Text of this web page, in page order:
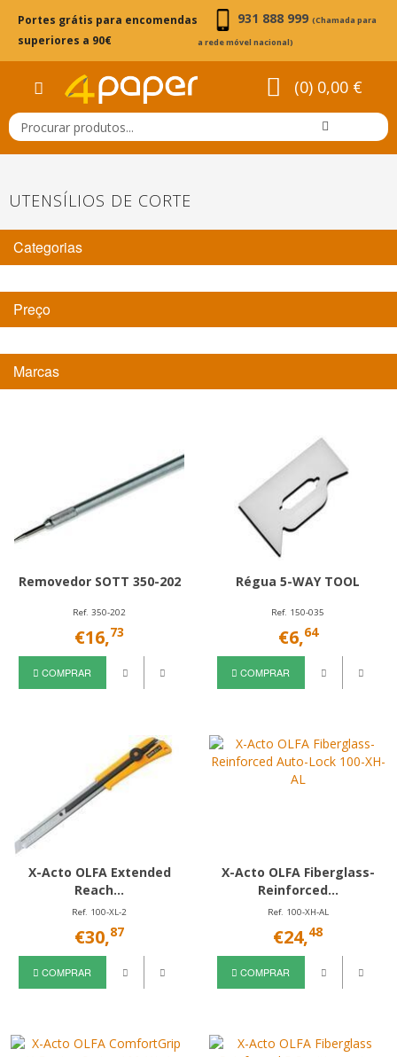
Portes grátis para encomendas
superiores a 90€
931 888 999 (Chamada para
a rede móvel nacional)
(0) 0,00 €
UTENSÍLIOS DE CORTE
Categorias
Preço
Marcas
Removedor SOTT 350-202
Ref. 350-202
€16,73
COMPRAR
Régua 5-WAY TOOL
Ref. 150-035
€6,64
COMPRAR
X-Acto OLFA Extended
Reach...
Ref. 100-XL-2
€30,87
COMPRAR
X-Acto OLFA Fiberglass-
Reinforced...
Ref. 100-XH-AL
€24,48
COMPRAR